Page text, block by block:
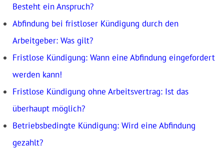
Besteht ein Anspruch?
Abfindung bei fristloser Kündigung durch den
Arbeitgeber: Was gilt?
Fristlose Kündigung: Wann eine Abfindung eingefordert
werden kann!
Fristlose Kündigung ohne Arbeitsvertrag: Ist das
überhaupt möglich?
Betriebsbedingte Kündigung: Wird eine Abfindung
gezahlt?